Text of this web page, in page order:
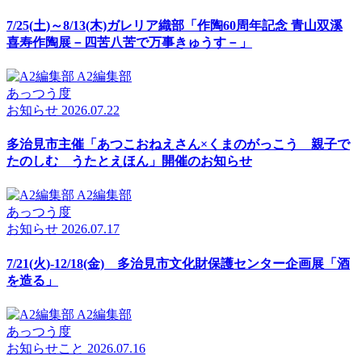
7/25(土)～8/13(木)ガレリア織部「作陶60周年記念 青山双溪
喜寿作陶展－四苦八苦で万事きゅうす－」
A2編集部
あっつう度
お知らせ 2026.07.22
多治見市主催「あつこおねえさん×くまのがっこう 親子で
たのしむ うたとえほん」開催のお知らせ
A2編集部
あっつう度
お知らせ 2026.07.17
7/21(火)-12/18(金) 多治見市文化財保護センター企画展「酒
を造る」
A2編集部
あっつう度
お知らせこと 2026.07.16